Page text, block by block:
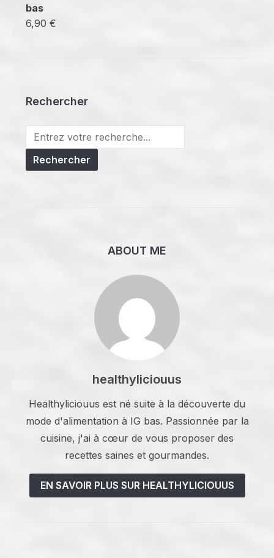
bas
6,90 €
Rechercher
Search
for:
ABOUT ME
healthyliciouus
Healthyliciouus est né suite à la découverte du
mode d'alimentation à IG bas. Passionnée par la
cuisine, j'ai à cœur de vous proposer des
recettes saines et gourmandes.
EN SAVOIR PLUS SUR HEALTHYLICIOUUS